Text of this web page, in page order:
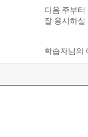
다음 주부터
잘 응시하
학습자님의